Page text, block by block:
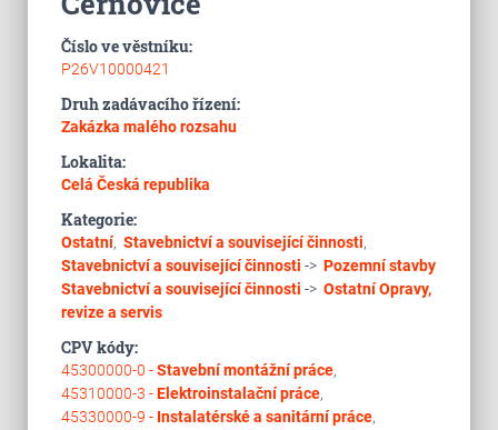
Číslo ve věstníku:
P26V10000421
Druh zadávacího řízení:
Zakázka malého rozsahu
Lokalita:
Celá Česká republika
Kategorie:
Ostatní, Stavebnictví a související činnosti,
Stavebnictví a související činnosti -> Pozemní stavby
Stavebnictví a související činnosti -> OstatníOpravy,
revize a servis
CPV kódy:
45300000-0 -Stavební montážní práce,
45310000-3 -Elektroinstalační práce,
45330000-9 - Instalatérské a sanitární práce,